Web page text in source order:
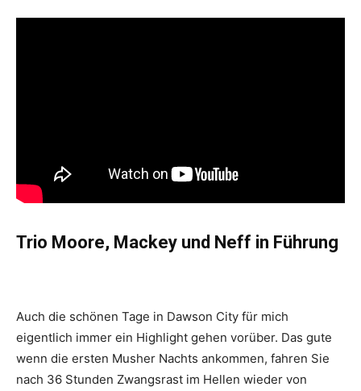
Trio Moore, Mackey und Neff in Führung
Auch die schönen Tage in Dawson City für mich
eigentlich immer ein Highlight gehen vorüber. Das gute
wenn die ersten Musher Nachts ankommen, fahren Sie
nach 36 Stunden Zwangsrast im Hellen wieder von